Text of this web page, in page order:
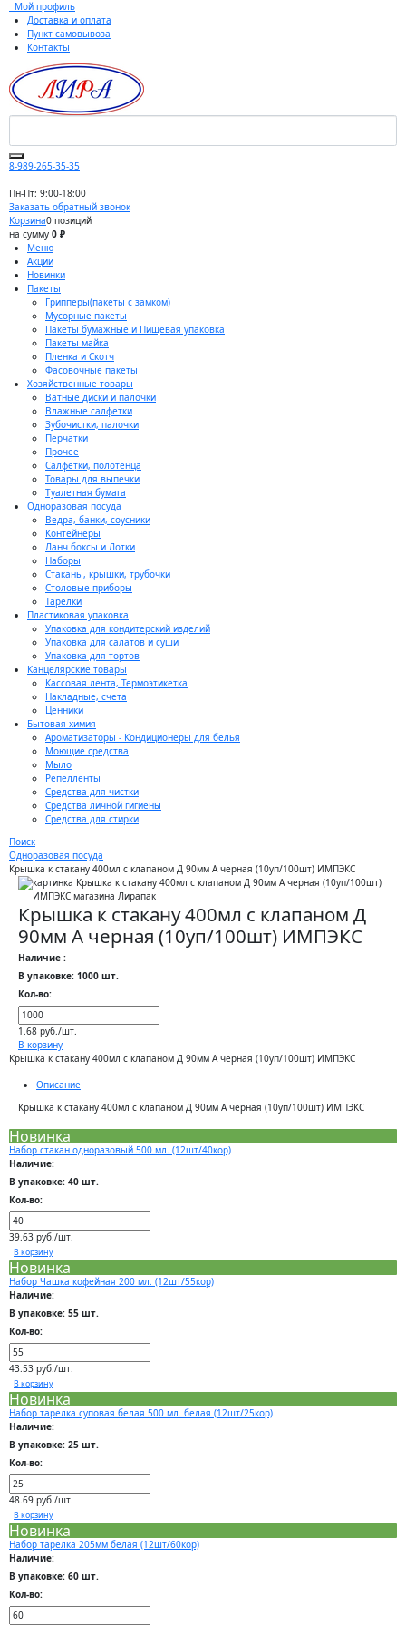
Мой профиль
Доставка и оплата
Пункт самовывоза
Контакты
8-989-265-35-35
Пн-Пт: 9:00-18:00
Заказать обратный звонок
Корзина0 позиций
на сумму 0 ₽
Меню
Акции
Новинки
Пакеты
Грипперы(пакеты с замком)
Мусорные пакеты
Пакеты бумажные и Пищевая упаковка
Пакеты майка
Пленка и Скотч
Фасовочные пакеты
Хозяйственные товары
Ватные диски и палочки
Влажные салфетки
Зубочистки, палочки
Перчатки
Прочее
Салфетки, полотенца
Товары для выпечки
Туалетная бумага
Одноразовая посуда
Ведра, банки, соусники
Контейнеры
Ланч боксы и Лотки
Наборы
Стаканы, крышки, трубочки
Столовые приборы
Тарелки
Пластиковая упаковка
Упаковка для кондитерский изделий
Упаковка для салатов и суши
Упаковка для тортов
Канцелярские товары
Кассовая лента, Термоэтикетка
Накладные, счета
Ценники
Бытовая химия
Ароматизаторы - Кондиционеры для белья
Моющие средства
Мыло
Репелленты
Средства для чистки
Средства личной гигиены
Средства для стирки
Поиск
Одноразовая посуда
Крышка к стакану 400мл с клапаном Д 90мм А черная (10уп/100шт) ИМПЭКС
Крышка к стакану 400мл с клапаном Д
90мм А черная (10уп/100шт) ИМПЭКС
Наличие :
В упаковке: 1000 шт.
Кол-во:
1.68 руб./шт.
В корзину
Крышка к стакану 400мл с клапаном Д 90мм А черная (10уп/100шт) ИМПЭКС
Описание
Крышка к стакану 400мл с клапаном Д 90мм А черная (10уп/100шт) ИМПЭКС
Новинка
Набор стакан одноразовый 500 мл. (12шт/40кор)
Наличие:
В упаковке: 40 шт.
Кол-во:
39.63 руб./шт.
В корзину
Новинка
Набор Чашка кофейная 200 мл. (12шт/55кор)
Наличие:
В упаковке: 55 шт.
Кол-во:
43.53 руб./шт.
В корзину
Новинка
Набор тарелка суповая белая 500 мл. белая (12шт/25кор)
Наличие:
В упаковке: 25 шт.
Кол-во:
48.69 руб./шт.
В корзину
Новинка
Набор тарелка 205мм белая (12шт/60кор)
Наличие:
В упаковке: 60 шт.
Кол-во: